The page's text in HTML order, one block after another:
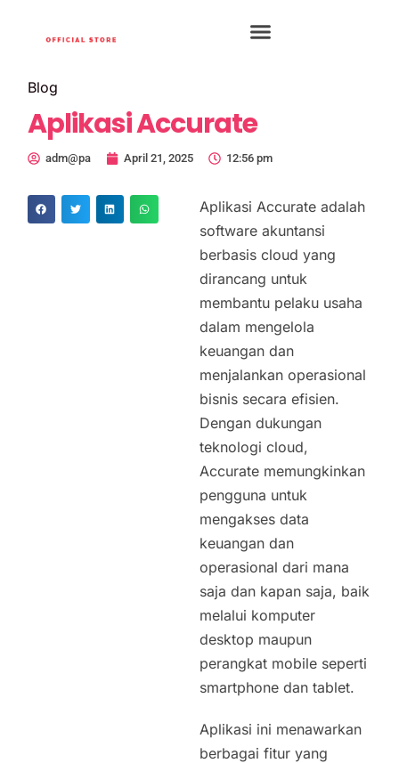
Blog
Aplikasi Accurate
adm@pa April 21, 2025 12:56 pm
Aplikasi Accurate adalah
software akuntansi
berbasis cloud yang
dirancang untuk
membantu pelaku usaha
dalam mengelola
keuangan dan
menjalankan operasional
bisnis secara efisien.
Dengan dukungan
teknologi cloud,
Accurate memungkinkan
pengguna untuk
mengakses data
keuangan dan
operasional dari mana
saja dan kapan saja, baik
melalui komputer
desktop maupun
perangkat mobile seperti
smartphone dan tablet.
Aplikasi ini menawarkan
berbagai fitur yang